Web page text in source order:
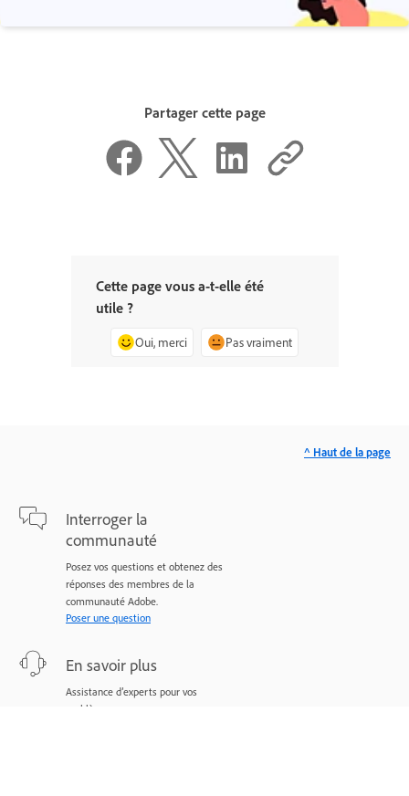
Partager cette page
Cette page vous a-t-elle été
utile ?
Oui, merci Pas vraiment
Interroger la
communauté
Posez vos questions et obtenez des
réponses des membres de la
communauté Adobe.
Poser une question
En savoir plus
Assistance d’experts pour vos
problèmes.
^ Haut de la page